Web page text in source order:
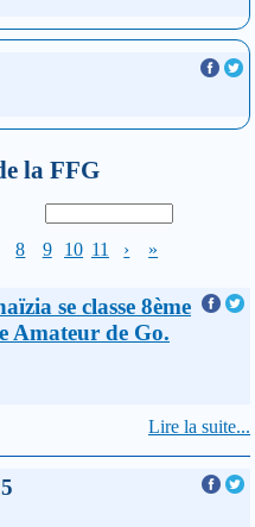
la FFG
8 9 10 11 › »
se classe 8ème
Amateur de Go.
Lire la suite...